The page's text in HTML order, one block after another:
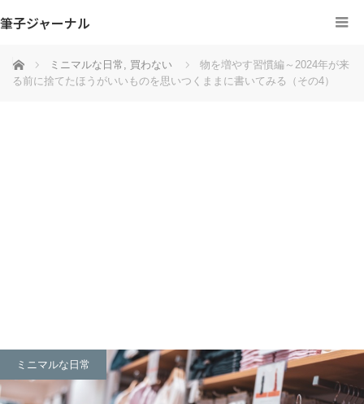
筆子ジャーナル
ホーム ミニマルな日常 , 買わない
物を増やす習慣編～2024年が来
る前に捨てたほうがいいものを思いつくままに書いてみる（その4）
ミニマルな日常